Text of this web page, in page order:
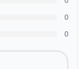
0
0